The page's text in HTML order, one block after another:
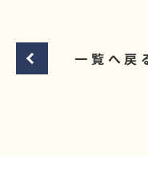
一覧へ戻